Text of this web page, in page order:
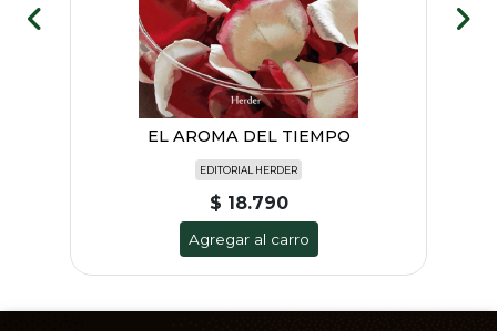
EL AROMA DEL TIEMPO
EDITORIAL HERDER
$ 18.790
Agregar al carro